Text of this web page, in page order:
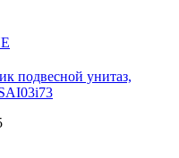
подвесной унитаз,